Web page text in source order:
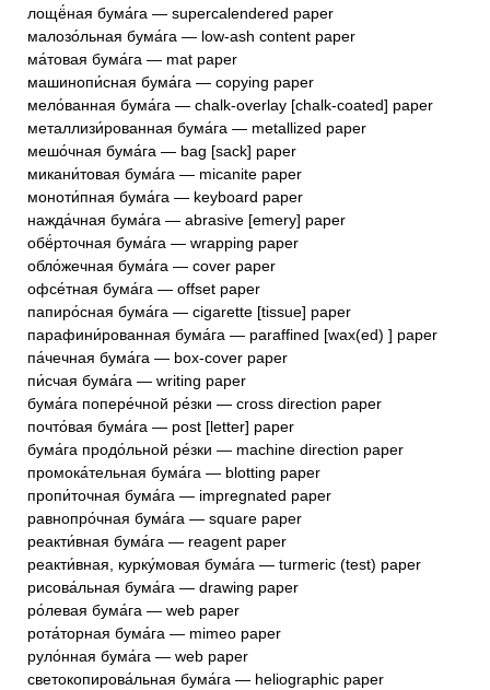
лощё́ная бума́га — supercalendered paper
малозо́льная бума́га — low-ash content paper
ма́товая бума́га — mat paper
машинопи́сная бума́га — copying paper
мело́ванная бума́га — chalk-overlay [chalk-coated] paper
металлизи́рованная бума́га — metallized paper
мешо́чная бума́га — bag [sack] paper
микани́товая бума́га — micanite paper
моноти́пная бума́га — keyboard paper
нажда́чная бума́га — abrasive [emery] paper
обё́рточная бума́га — wrapping paper
обло́жечная бума́га — cover paper
офсе́тная бума́га — offset paper
папиро́сная бума́га — cigarette [tissue] paper
парафини́рованная бума́га — paraffined [wax(ed) ] paper
па́чечная бума́га — box-cover paper
пи́счая бума́га — writing paper
бума́га попере́чной ре́зки — cross direction paper
почто́вая бума́га — post [letter] paper
бума́га продо́льной ре́зки — machine direction paper
промока́тельная бума́га — blotting paper
пропи́точная бума́га — impregnated paper
равнопро́чная бума́га — square paper
реакти́вная бума́га — reagent paper
реакти́вная, курку́мовая бума́га — turmeric (test) paper
рисова́льная бума́га — drawing paper
ро́левая бума́га — web paper
рота́торная бума́га — mimeo paper
руло́нная бума́га — web paper
светокопирова́льная бума́га — heliographic paper